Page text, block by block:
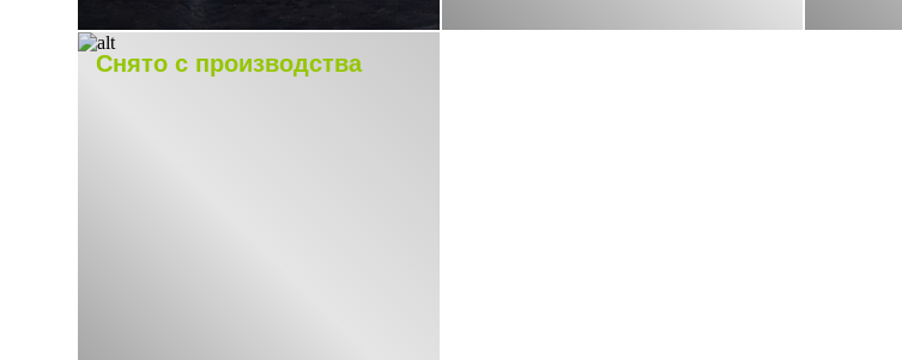
Снято с производства